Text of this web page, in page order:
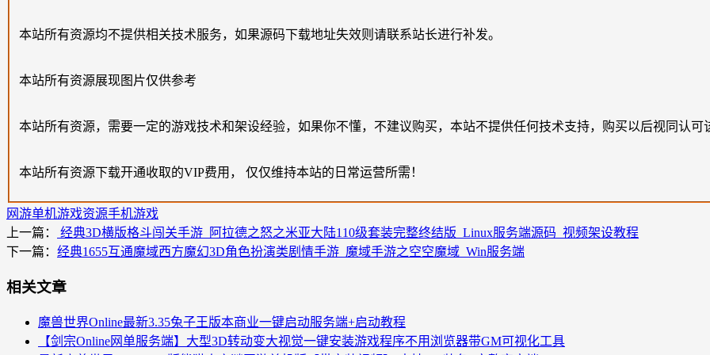
本站所有资源均不提供相关技术服务，如果源码下载地址失效则请联系站长进行补发。
本站所有资源展现图片仅供参考
本站所有资源，需要一定的游戏技术和架设经验，如果你不懂，不建议购买，本站不提供任何技术支持，购买以后视同认可
本站所有资源下载开通收取的VIP费用， 仅仅维持本站的日常运营所需！
网游单机游戏资源手机游戏
上一篇：
经典3D横版格斗闯关手游_阿拉德之怒之米亚大陆110级套装完整终结版_Linux服务端源码_视频架设教程
下一篇： 经典1655互通魔域西方魔幻3D角色扮演类剧情手游_魔域手游之空空魔域_Win服务端
相关文章
魔兽世界Online最新3.35兔子王版本商业一键启动服务端+启动教程
【剑宗Online网单服务端】大型3D转动变大视觉一键安装游戏程序不用浏览器带GM可视化工具